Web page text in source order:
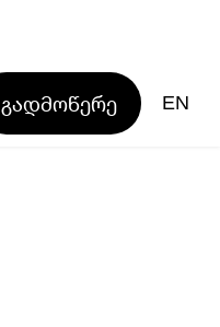
გადმოწერე EN